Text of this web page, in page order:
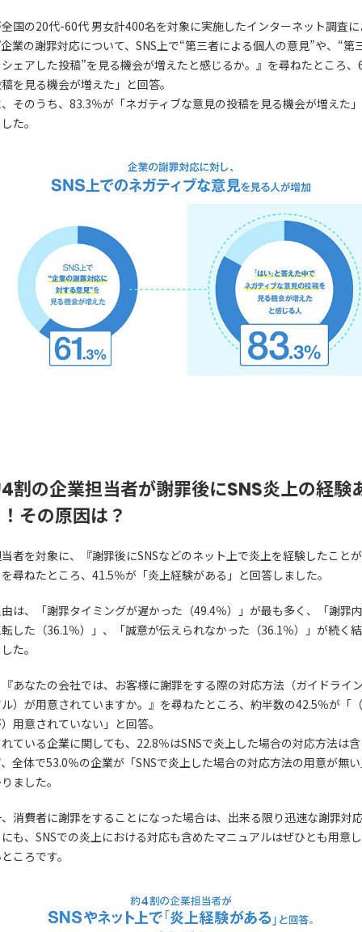
国の20代-60代 男女計400名を対象に実施したインターネット調査
業の謝罪対応について、SNS上で“第三者による個人の意見”や、“第
ェアした投稿”を見る機会が増えたと感じるか。』を尋ねたところ、
を見る機会が増えた」と回答。
そのうち、83.3％が「ネガティブな意見の投稿を見る機会が増えた
た。
割の企業担当者が謝罪後にSNS炎上の経験
その原因は？
者を対象に、『謝罪後にSNSなどのネット上で炎上を経験したこと
尋ねたところ、41.5％が「炎上経験がある」と回答しました。
は、「謝罪タイミングが遅かった（49.4％）」が最も多く、「謝罪
した（36.1％）」、「誠意が伝えられなかった（36.1％）」が続く
た。
あなたの会社では、お客様に謝罪をする際の対応方法（ガイドライ
）が用意されていますか。』を尋ねたところ、約半数の42.5％が「
用意されていない」と回答。
ている企業に関しても、22.8％はSNSで炎上した場合の対応方法は
全体で53.0％の企業が「SNSで炎上した場合の対応方法の用意が無
ました。
消費者に謝罪をすることになった場合は、出来る限り迅速な謝罪対
も、SNSでの炎上における対応も含めたマニュアルはぜひとも用意
ころです。